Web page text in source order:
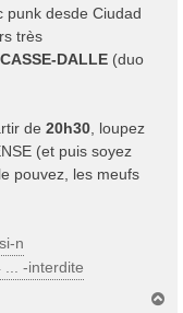
punk desde Ciudad
très
CASSE-DALLE (duo
de 20h30 , loupez
(et puis soyez
pouvez, les meufs
n
... -interdite